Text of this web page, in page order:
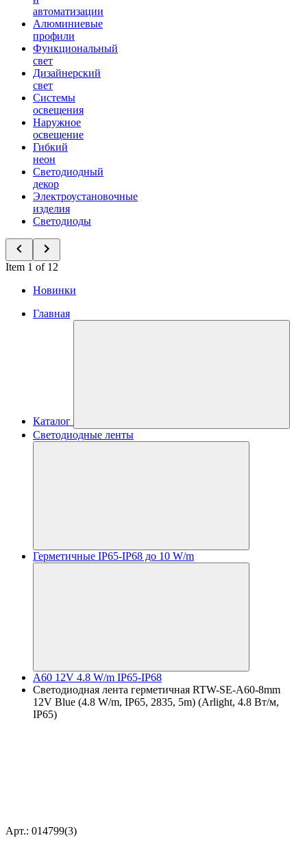
автоматизации
Алюминиевые
профили
Функциональный
свет
Дизайнерский
свет
Системы
освещения
Наружное
освещение
Гибкий
неон
Светодиодный
декор
Электроустановочные
изделия
Светодиоды
Item 1 of 12
Новинки
Главная
Каталог
Светодиодные ленты
Герметичные IP65-IP68 до 10 W/m
A60 12V 4.8 W/m IP65-IP68
Светодиодная лента герметичная RTW-SE-A60-8mm
12V Blue (4.8 W/m, IP65, 2835, 5m) (Arlight, 4.8 Вт/м,
IP65)
Арт.: 014799(3)